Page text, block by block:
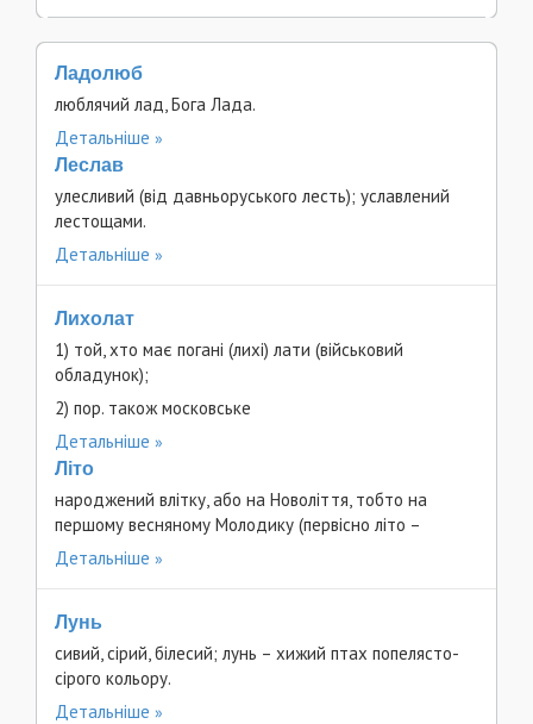
Ладолюб
люблячий лад, Бога Лада.
Детальніше
Леслав
улесливий (від давньоруського лесть); уславлений
лестощами.
Детальніше
Лихолат
1) той, хто має погані (лихі) лати (військовий
обладунок);
2) пор. також московське
Детальніше
Літо
народжений влітку, або на Новоліття, тобто на
першому весняному Молодику (первісно літо –
Детальніше
Лунь
сивий, сірий, білесий; лунь – хижий птах попелясто-
сірого кольору.
Детальніше